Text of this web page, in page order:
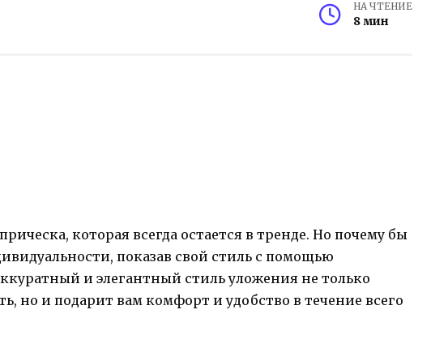
НА ЧТЕНИЕ
8 мин
которая всегда остается в тренде. Но почему бы
показав свой стиль с помощью
и элегантный стиль уложения не только
но и подарит вам комфорт и удобство в течение всего